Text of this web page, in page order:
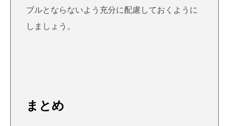
ブルとならないよう充分に配慮しておくように
しましょう。
まとめ